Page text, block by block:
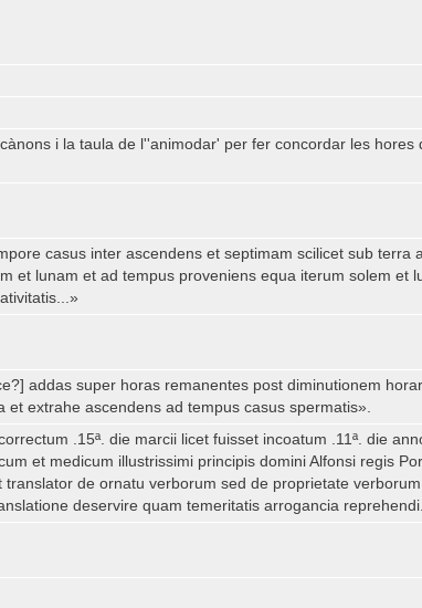
i la taula de l''animodar' per fer concordar les hores
casus inter ascendens et septimam scilicet sub terra
et lunam et ad tempus proveniens equa iterum solem et
addas super horas remanentes post diminutionem
extrahe ascendens ad tempus casus spermatis».
.15ª. die marcii licet fuisset incoatum .11ª. die
et medicum illustrissimi principis domini Alfonsi regis
de ornatu verborum sed de proprietate
deservire quam temeritatis arrogancia